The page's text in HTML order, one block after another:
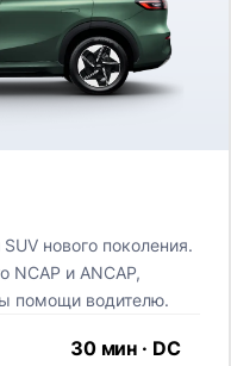
нового поколения.
NCAP и ANCAP,
помощи водителю.
30 мин · DC